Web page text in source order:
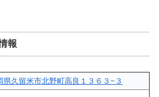
報
県久留米市北野町高良１３６３−３